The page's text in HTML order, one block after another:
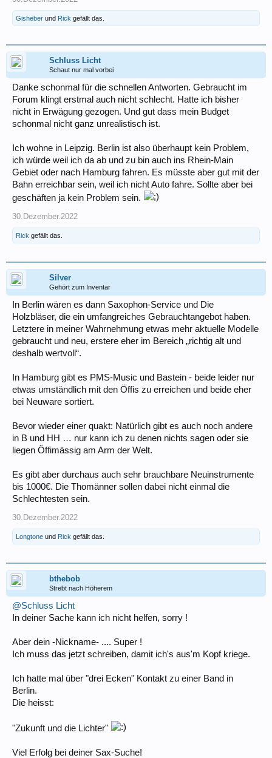
Gisheber und Rick gefällt das.
Schluss Licht
Schaut nur mal vorbei
Danke schonmal für die schnellen Antworten. Gebraucht im
Forum klingt erstmal auch nicht schlecht. Hatte ich bisher
nicht in Erwägung gezogen. Und gut dass mein Budget
schonmal nicht ganz unrealistisch ist.
Ich wohne in Leipzig. Berlin ist also überhaupt kein Problem,
ich würde weil ich da ab und zu bin auch ins Rhein-Main
Gebiet oder nach Hamburg fahren. Es müsste aber gut mit der
Bahn erreichbar sein, weil ich nicht Auto fahre. Sollte aber bei
geschäften ja kein Problem sein.
30.Dezember.2022
Rick gefällt das.
Silver
Gehört zum Inventar
In Berlin wären es dann Saxophon-Service und Die
Holzbläser, die ein umfangreiches Gebrauchtangebot haben.
Letztere in meiner Wahrnehmung etwas mehr aktuelle Modelle
gebraucht und neu, erstere eher im Bereich „richtig alt und
deshalb wertvoll“.
In Hamburg gibt es PMS-Music und Bastein - beide leider nur
etwas umständlich mit den Öffis zu erreichen und beide eher
bei Neuware sortiert.
Bevor wieder einer quakt: Natürlich gibt es auch noch andere
in B und HH … nur kann ich zu denen nichts sagen oder sie
liegen Öffimässig am Arm der Welt.
Es gibt aber durchaus auch sehr brauchbare Neuinstrumente
bis 1000€. Die Thomänner sollen dabei nicht einmal die
Schlechtesten sein.
30.Dezember.2022
Longtone und Rick gefällt das.
bthebob
Strebt nach Höherem
@Schluss Licht
In deiner Sache kann ich nicht helfen, sorry !
Aber dein -Nickname- .... Super !
Ich muss das jetzt schreiben, damit ich's aus'm Kopf kriege.
Ich hatte mal über "drei Ecken" Kontakt zu einer Band in
Berlin.
Die heisst:
"Zukunft und die Lichter"
Viel Erfolg bei deiner Sax-Suche!